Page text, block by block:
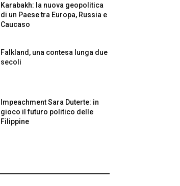
Karabakh: la nuova geopolitica
di un Paese tra Europa, Russia e
Caucaso
Falkland, una contesa lunga due
secoli
Impeachment Sara Duterte: in
gioco il futuro politico delle
Filippine